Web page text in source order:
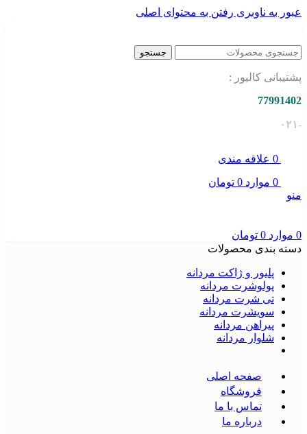
عبور به ناوبری رفتن به محتوای اصلی
جستجو
پشتیبانی کالیور :
77991402
-۰۲۱
0 علاقه مندی
0 موارد 0 تومان
منو
0 موارد 0 تومان
دسته بندی محصولات
پلیور و ژاکت مردانه
پولوشرت مردانه
تی شرت مردانه
سویشرت مردانه
پیراهن مردانه
شلوار مردانه
صفحه اصلی
فروشگاه
تماس با ما
درباره ما